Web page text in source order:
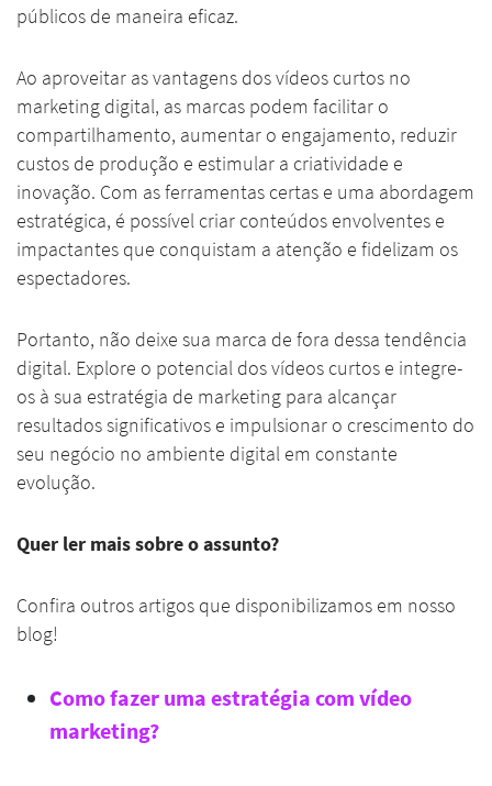
públicos de maneira eficaz.
Ao aproveitar as vantagens dos vídeos curtos no
marketing digital, as marcas podem facilitar o
compartilhamento, aumentar o engajamento, reduzir
custos de produção e estimular a criatividade e
inovação. Com as ferramentas certas e uma abordagem
estratégica, é possível criar conteúdos envolventes e
impactantes que conquistam a atenção e fidelizam os
espectadores.
Portanto, não deixe sua marca de fora dessa tendência
digital. Explore o potencial dos vídeos curtos e integre-
os à sua estratégia de marketing para alcançar
resultados significativos e impulsionar o crescimento do
seu negócio no ambiente digital em constante
evolução.
Quer ler mais sobre o assunto?
Confira outros artigos que disponibilizamos em nosso
blog!
Como fazer uma estratégia com vídeo
marketing?